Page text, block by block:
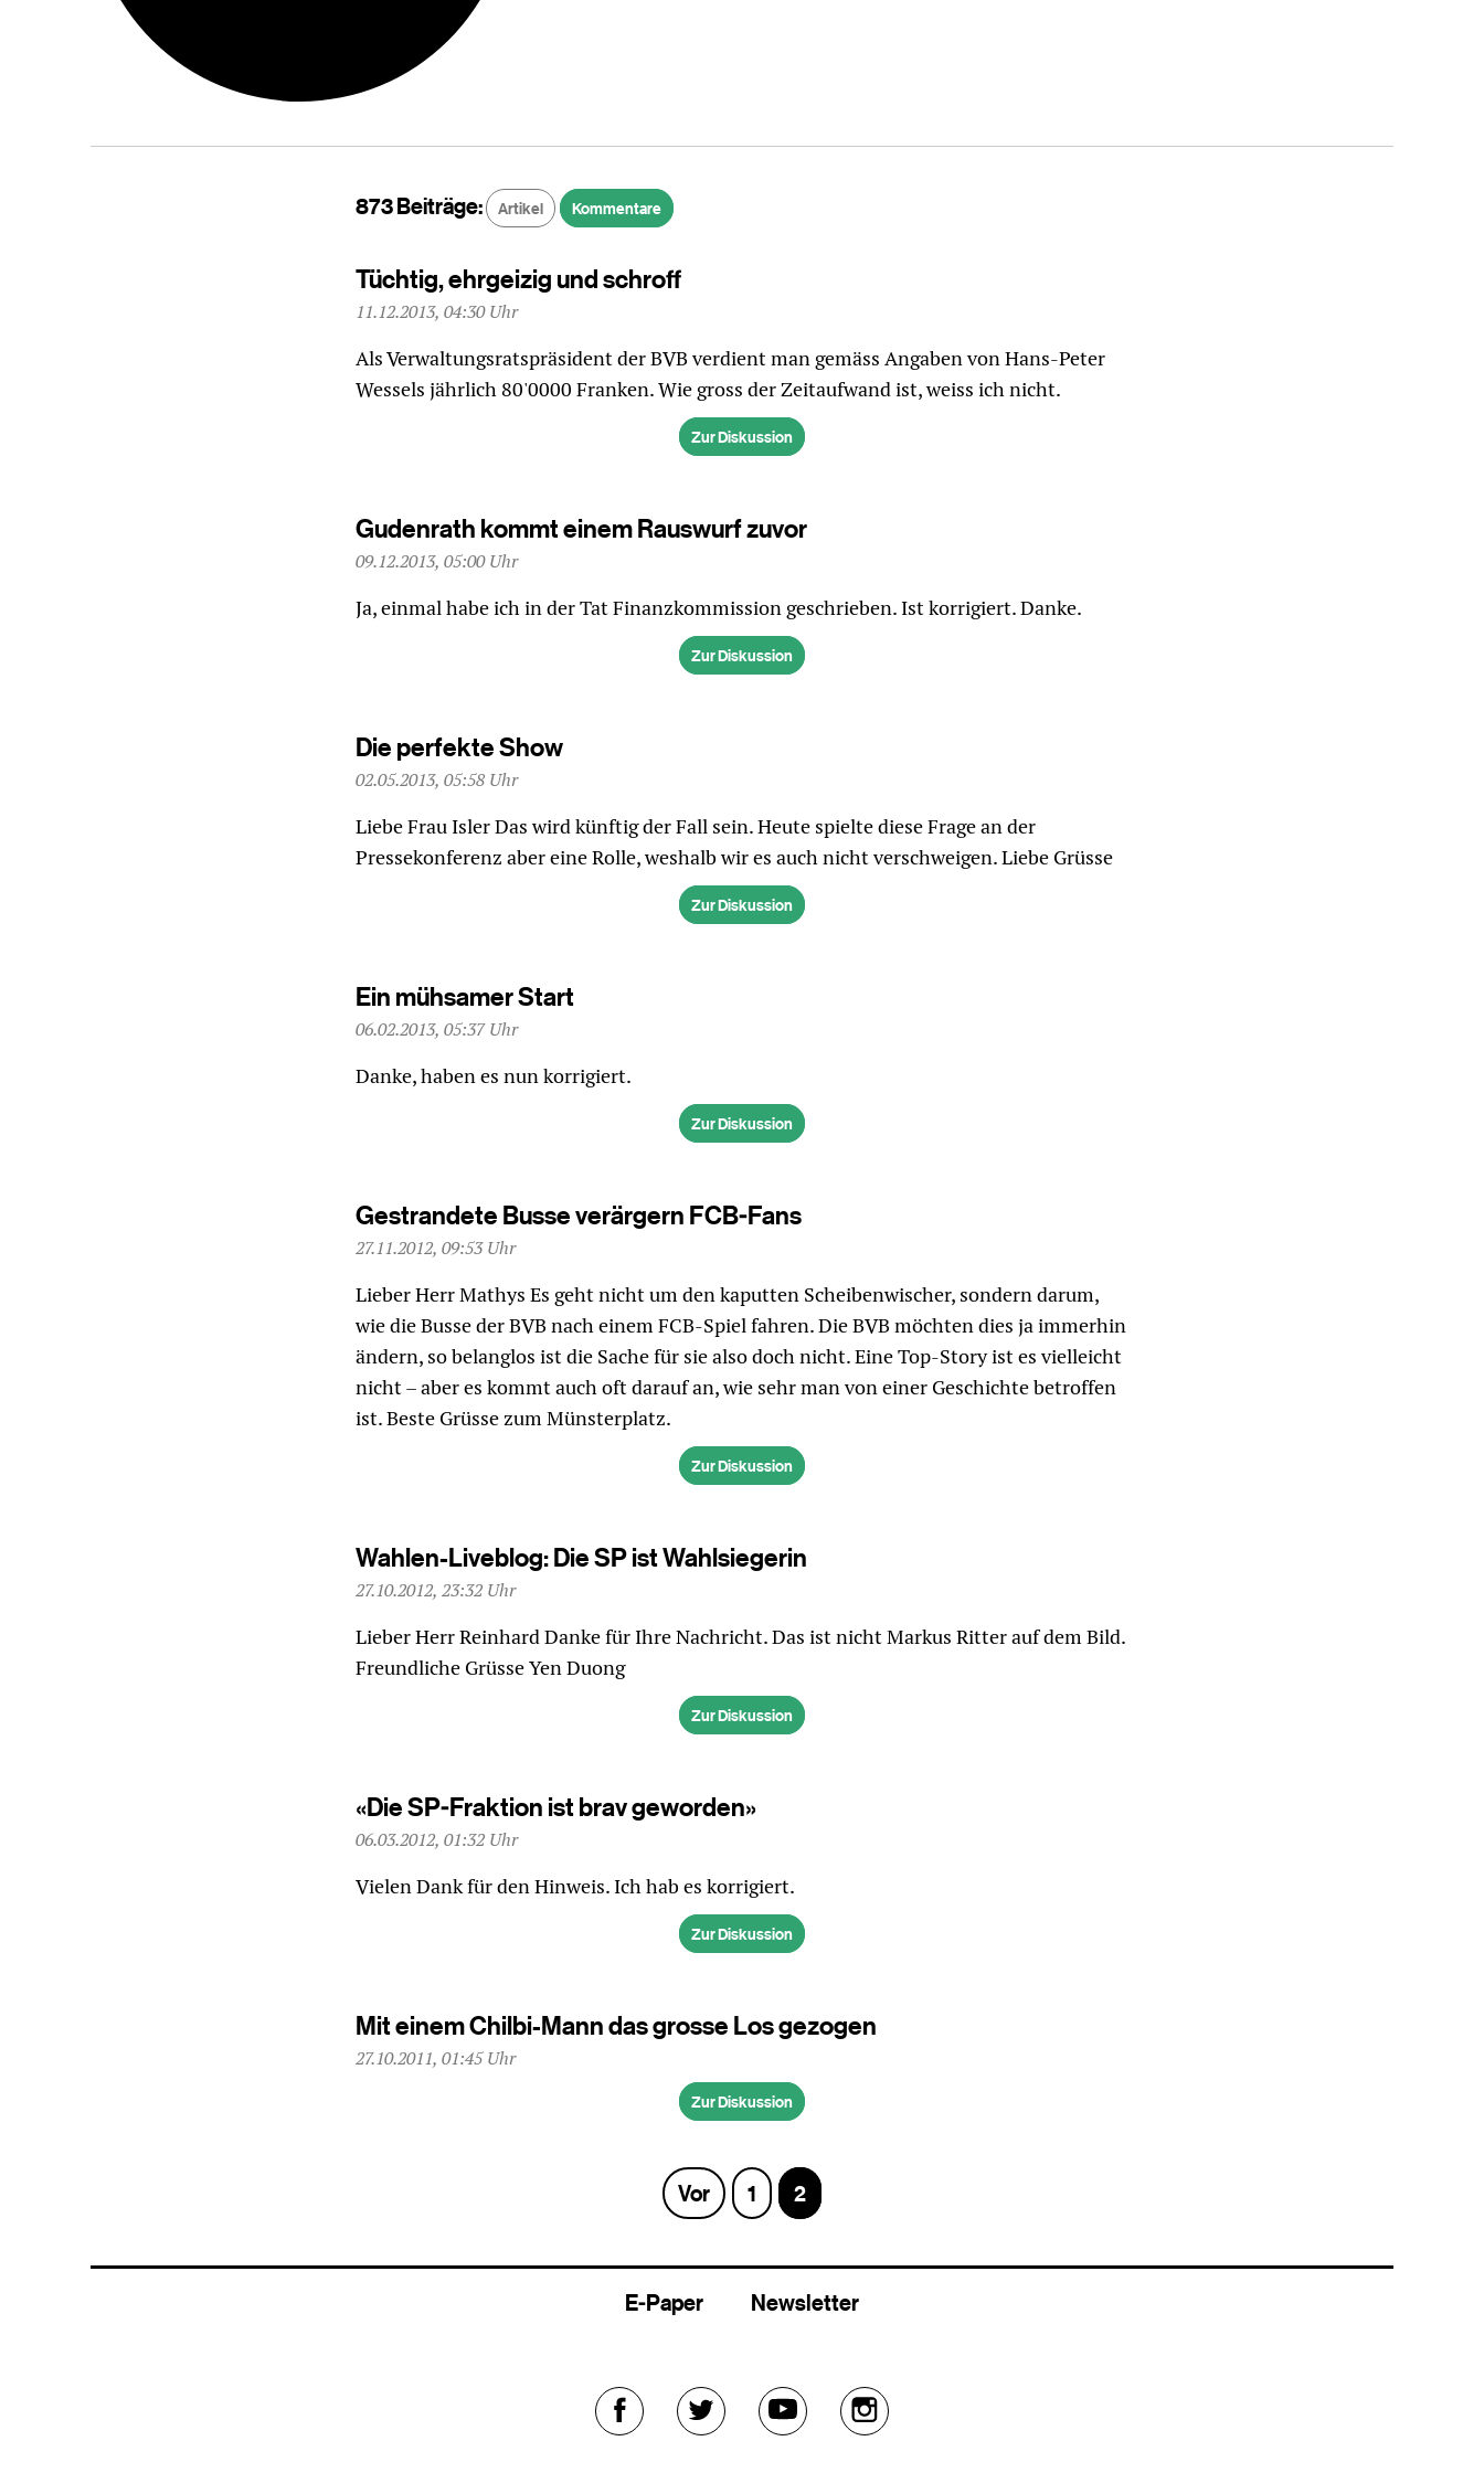
873 Beiträge: Artikel Kommentare
Tüchtig, ehrgeizig und schroff
11.12.2013, 04:30 Uhr
Als Verwaltungsratspräsident der BVB verdient man gemäss Angaben von Hans-Peter
Wessels jährlich 80'0000 Franken. Wie gross der Zeitaufwand ist, weiss ich nicht.
Zur Diskussion
Gudenrath kommt einem Rauswurf zuvor
09.12.2013, 05:00 Uhr
Ja, einmal habe ich in der Tat Finanzkommission geschrieben. Ist korrigiert. Danke.
Zur Diskussion
Die perfekte Show
02.05.2013, 05:58 Uhr
Liebe Frau Isler Das wird künftig der Fall sein. Heute spielte diese Frage an der
Pressekonferenz aber eine Rolle, weshalb wir es auch nicht verschweigen. Liebe Grüsse
Zur Diskussion
Ein mühsamer Start
06.02.2013, 05:37 Uhr
Danke, haben es nun korrigiert.
Zur Diskussion
Gestrandete Busse verärgern FCB-Fans
27.11.2012, 09:53 Uhr
Lieber Herr Mathys Es geht nicht um den kaputten Scheibenwischer, sondern darum,
wie die Busse der BVB nach einem FCB-Spiel fahren. Die BVB möchten dies ja immerhin
ändern, so belanglos ist die Sache für sie also doch nicht. Eine Top-Story ist es vielleicht
nicht – aber es kommt auch oft darauf an, wie sehr man von einer Geschichte betroffen
ist. Beste Grüsse zum Münsterplatz.
Zur Diskussion
Wahlen-Liveblog: Die SP ist Wahlsiegerin
27.10.2012, 23:32 Uhr
Lieber Herr Reinhard Danke für Ihre Nachricht. Das ist nicht Markus Ritter auf dem Bild.
Freundliche Grüsse Yen Duong
Zur Diskussion
«Die SP-Fraktion ist brav geworden»
06.03.2012, 01:32 Uhr
Vielen Dank für den Hinweis. Ich hab es korrigiert.
Zur Diskussion
Mit einem Chilbi-Mann das grosse Los gezogen
27.10.2011, 01:45 Uhr
Zur Diskussion
Vor Seite
1 Seite
2
E-Paper Newsletter
Externer Externer Externer Externer